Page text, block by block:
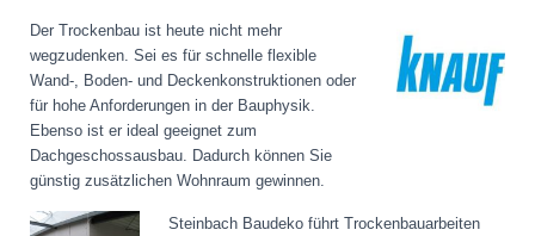
Der Troc kenbau ist heute nicht mehr
wegzudenken. Sei es für schnelle flexible
Wand-, Boden- und Deckenkonstruktionen oder
für hohe Anforderungen in der Bauphysik.
Ebenso ist er ideal geeignet zum
Dachgeschossausbau. Dadurch können Sie
günstig zusätzlichen Wohnraum gewinnen.
Steinbach Baudeko führt Trockenbauarbeiten